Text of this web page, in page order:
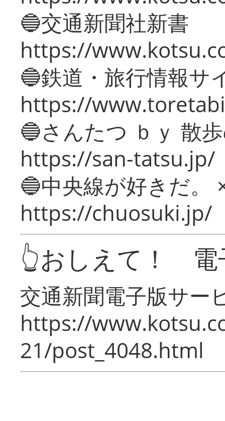
🔵交通新聞社新書
https://
🔵鉄道・旅行情報サ
https://
🔵さんたつ ｂｙ 散
https://san-tatsu.jp/
🔵中央線が好きだ。
https://chuosuki.jp/
👆おしえて！ 電
交通新聞電子版サー
https://
21/post_4048.html